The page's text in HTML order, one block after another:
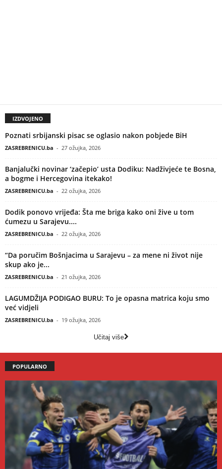
IZDVOJENO
Poznati srbijanski pisac se oglasio nakon pobjede BiH
ZASREBRENICU.ba - 27 ožujka, 2026
Banjalučki novinar ‘začepio’ usta Dodiku: Nadživjeće te Bosna,
a bogme i Hercegovina itekako!
ZASREBRENICU.ba - 22 ožujka, 2026
Dodik ponovo vrijeđa: Šta me briga kako oni žive u tom
ćumezu u Sarajevu....
ZASREBRENICU.ba - 22 ožujka, 2026
“Da poručim Bošnjacima u Sarajevu – za mene ni život nije
skup ako je...
ZASREBRENICU.ba - 21 ožujka, 2026
LAGUMDŽIJA PODIGAO BURU: To je opasna matrica koju smo
već vidjeli
ZASREBRENICU.ba - 19 ožujka, 2026
Učitaj više
POPULARNO